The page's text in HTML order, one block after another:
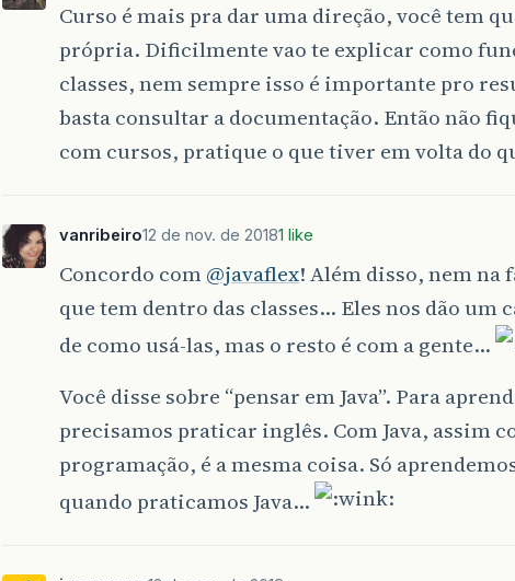
Curso é mais pra dar uma direção, você tem
própria. Dificilmente vao te explicar como
classes, nem sempre isso é importante pro
basta consultar a documentação. Então não
com cursos, pratique o que tiver em volta do
vanribeiro12 de nov. de 20181 like
Concordo com@javaflex! Além disso, nem na
que tem dentro das classes… Eles nos dão
de como usá-las, mas o resto é com a gente…
Você disse sobre “pensar em Java”. Para
precisamos praticar inglês. Com Java, assim
programação, é a mesma coisa. Só
quando praticamos Java…